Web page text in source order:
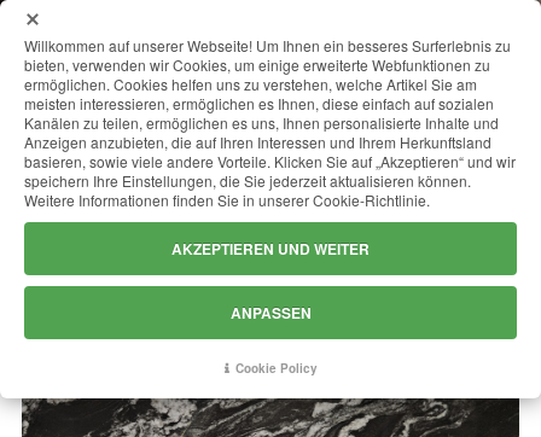
SILVER PARADISO
Willkommen auf unserer Webseite! Um Ihnen ein besseres Surferlebnis zu
bieten, verwenden wir Cookies, um einige erweiterte Webfunktionen zu
ermöglichen. Cookies helfen uns zu verstehen, welche Artikel Sie am
meisten interessieren, ermöglichen es Ihnen, diese einfach auf sozialen
Kanälen zu teilen, ermöglichen es uns, Ihnen personalisierte Inhalte und
Anzeigen anzubieten, die auf Ihren Interessen und Ihrem Herkunftsland
basieren, sowie viele andere Vorteile. Klicken Sie auf „Akzeptieren“ und wir
speichern Ihre Einstellungen, die Sie jederzeit aktualisieren können.
Weitere Informationen finden Sie in unserer Cookie-Richtlinie.
AKZEPTIEREN UND WEITER
ANPASSEN
Cookie Policy